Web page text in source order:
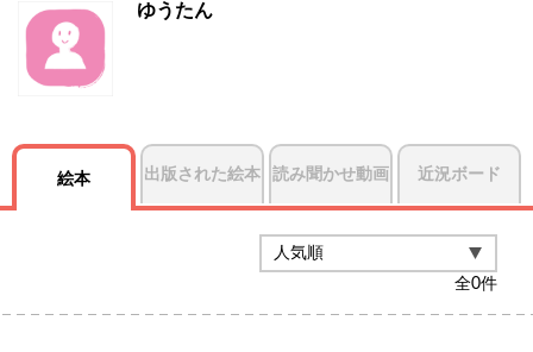
ゆうたん
絵本 出版された絵本 読み聞かせ動画 近況ボード
全0件